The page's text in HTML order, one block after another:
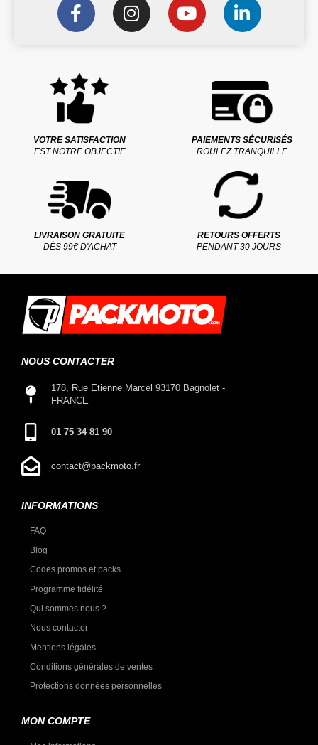
VOTRE SATISFACTION
EST NOTRE OBJECTIF
PAIEMENTS SÉCURISÉS
ROULEZ TRANQUILLE
LIVRAISON GRATUITE
DÈS 99€ D'ACHAT
RETOURS OFFERTS
PENDANT 30 JOURS
NOUS CONTACTER
178, Rue Etienne Marcel 93170 Bagnolet -
FRANCE
01 75 34 81 90
contact@packmoto.fr
INFORMATIONS
FAQ
Blog
Codes promos et packs
Programme fidélité
Qui sommes nous ?
Nous contacter
Mentions légales
Conditions générales de ventes
Protections données personnelles
MON COMPTE